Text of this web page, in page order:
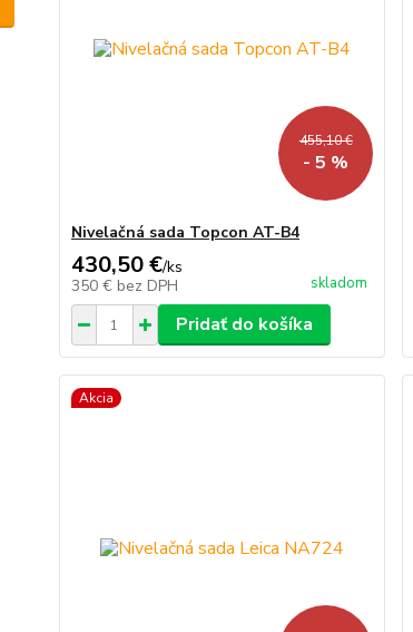
455,10 €
- 5 %
Nivelačná sada Topcon AT-B4
430,50 €/ks
350 € bez DPH skladom
Pridať do košíka
Akcia